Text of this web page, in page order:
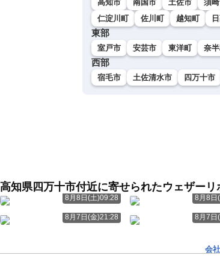
高知市 南国市 土佐市 須
仁淀川町
佐川町 越知町
東部
室戸市 安芸市 東洋町 奈
西部
宿毛市 土佐清水市 四万十市
高知県四万十市付近に寄せられたウェザーリ
8月8日(土)09:28 8月8日
8月7日(金)21:28 8月7日
会